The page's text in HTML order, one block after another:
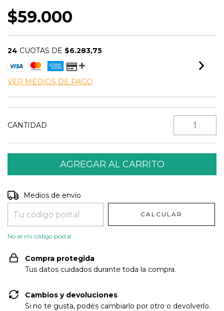
$59.000
24 CUOTAS DE $6.283,75
VER MEDIOS DE PAGO
CANTIDAD
Entregas para el CP:
Medios de envío
CALCULAR
No sé mi código postal
Compra protegida
Tus datos cuidados durante toda la compra.
Cambios y devoluciones
Si no te gusta, podés cambiarlo por otro o devolverlo.